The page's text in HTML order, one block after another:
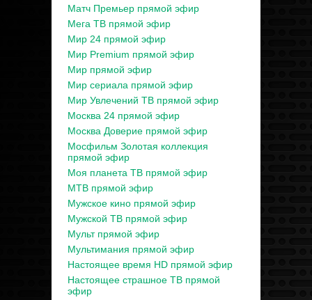
Матч Премьер прямой эфир
Мега ТВ прямой эфир
Мир 24 прямой эфир
Мир Premium прямой эфир
Мир прямой эфир
Мир сериала прямой эфир
Мир Увлечений ТВ прямой эфир
Москва 24 прямой эфир
Москва Доверие прямой эфир
Мосфильм Золотая коллекция
прямой эфир
Моя планета ТВ прямой эфир
МТВ прямой эфир
Мужское кино прямой эфир
Мужской ТВ прямой эфир
Мульт прямой эфир
Мультимания прямой эфир
Настоящее время HD прямой эфир
Настоящее страшное ТВ прямой
эфир